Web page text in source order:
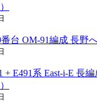
台 OM-91編成 長野
+ E491系 East-i-E 長